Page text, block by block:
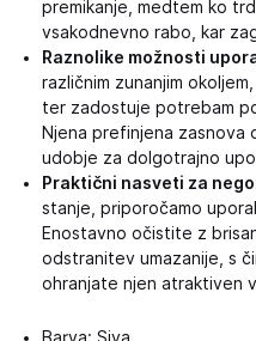
premikanje, medtem ko
vsakodnevno rabo, kar
Raznolike možnosti
različnim zunanjim
ter zadostuje potrebam
Njena prefinjena zasnova
udobje za dolgotrajno
Praktični nasveti za
stanje, priporočamo
Enostavno očistite z
odstranitev umazanije, s
ohranjate njen atraktiven